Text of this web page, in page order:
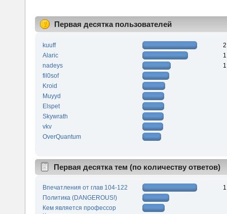
Первая десятка пользователей
kuuff
Alaric
nadeys
fil0sof
Kroid
Muyyd
Elspet
Skywrath
vkv
OverQuantum
Первая десятка тем (по количеству ответов)
Впечатления от глав 104-122
Политика (DANGEROUS!)
Кем является профессор